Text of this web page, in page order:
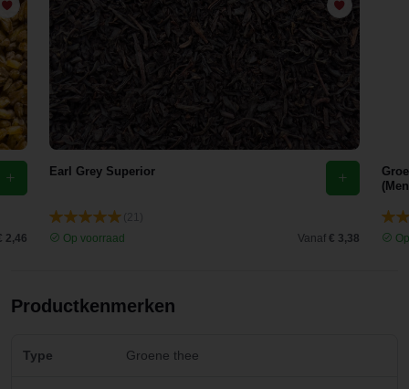
ontzettend
lekkere
2,46
Earl Grey Superior
Op voorraad
Vanaf € 3,38
Productkenmerken
Type Groene thee